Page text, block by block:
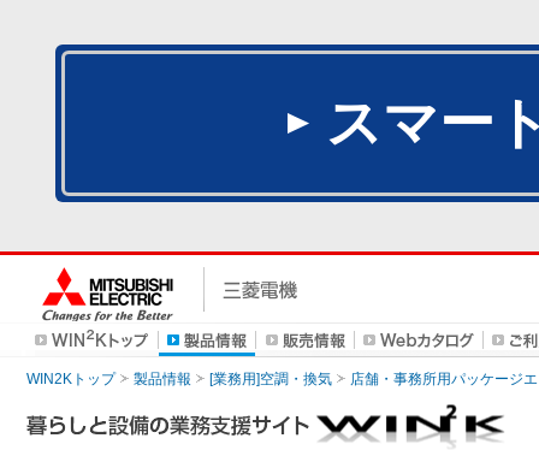
スマー
WIN2Kトップ 製品情報 [業務用]空調・換気 店舗・事務所用パッケージ